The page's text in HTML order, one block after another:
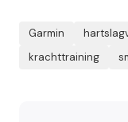
Garmin
krachttraining